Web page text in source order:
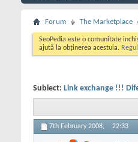
Forum The Marketplace
SeoPedia este o comunitate
ajută la obținerea acestuia.
Subiect: Link exchange !!!
7th February 2008, 22:33